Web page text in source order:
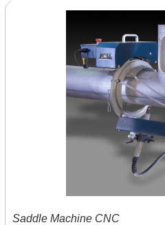
Saddle Machine CNC